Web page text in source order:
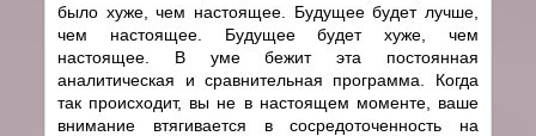
было хуже, чем настоящее. Будущее будет лучше,
чем настоящее. Будущее будет хуже, чем
настоящее. В уме бежит эта постоянная
аналитическая и сравнительная программа. Когда
так происходит, вы не в настоящем моменте, ваше
внимание втягивается в сосредоточенность на